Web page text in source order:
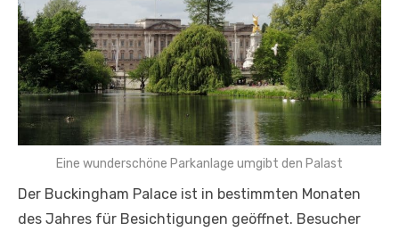
Eine wunderschöne Parkanlage umgibt den Palast
Der Buckingham Palace ist in bestimmten Monaten
des Jahres für Besichtigungen geöffnet. Besucher